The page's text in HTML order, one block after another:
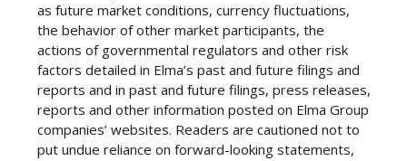
as future market conditions, currency fluctuations,
the behavior of other market participants, the
actions of governmental regulators and other risk
factors detailed in Elma’s past and future filings and
reports and in past and future filings, press releases,
reports and other information posted on Elma Group
companies’ websites. Readers are cautioned not to
put undue reliance on forward-looking statements,